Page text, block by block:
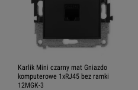
Karlik Mini czarny mat Gniazdo
komputerowe 1xRJ45 bez ramki
12MGK-3